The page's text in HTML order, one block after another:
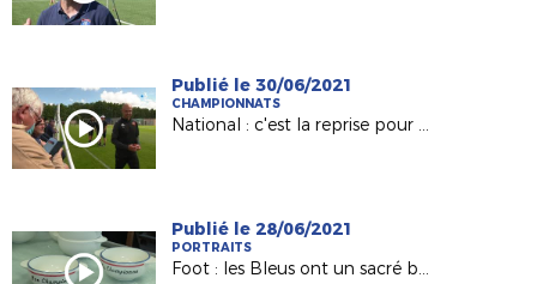
Publié le 30/06/2021
CHAMPIONNATS
National : c'est la reprise pour Le Mans FC (France 3 PDL)
Publié le 28/06/2021
PORTRAITS
Foot : les Bleus ont un sacré bol... vendéen (France 3 PDL)